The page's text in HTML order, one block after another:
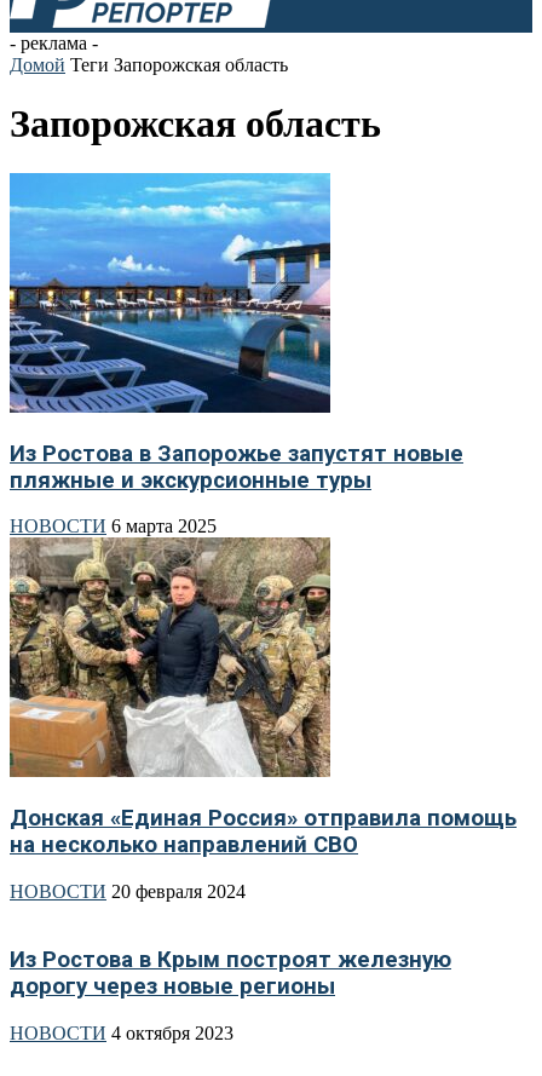
- реклама -
Домой Теги Запорожская область
Запорожская область
Из Ростова в Запорожье запустят новые
пляжные и экскурсионные туры
НОВОСТИ 6 марта 2025
Донская «Единая Россия» отправила помощь
на несколько направлений СВО
НОВОСТИ 20 февраля 2024
Из Ростова в Крым построят железную
дорогу через новые регионы
НОВОСТИ 4 октября 2023